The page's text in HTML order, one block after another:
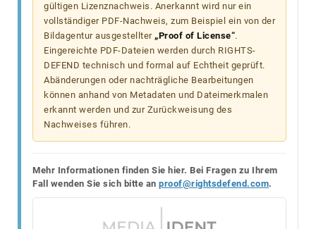
gültigen Lizenznachweis. Anerkannt wird nur ein
vollständiger PDF-Nachweis, zum Beispiel ein von der
Bildagentur ausgestellter „Proof of License“.
Eingereichte PDF-Dateien werden durch RIGHTS-
DEFEND technisch und formal auf Echtheit geprüft.
Abänderungen oder nachträgliche Bearbeitungen
können anhand von Metadaten und Dateimerkmalen
erkannt werden und zur Zurückweisung des
Nachweises führen.
Mehr Informationen finden Sie hier. Bei Fragen zu Ihrem
Fall wenden Sie sich bitte an proof@rightsdefend.com.